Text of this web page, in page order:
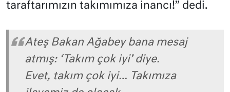
taraftarımızın takımımıza inancı!” dedi.
Ateş Bakan Ağabey bana mesaj
atmış: ‘Takım çok iyi’ diye.
Evet, takım çok iyi… Takımıza